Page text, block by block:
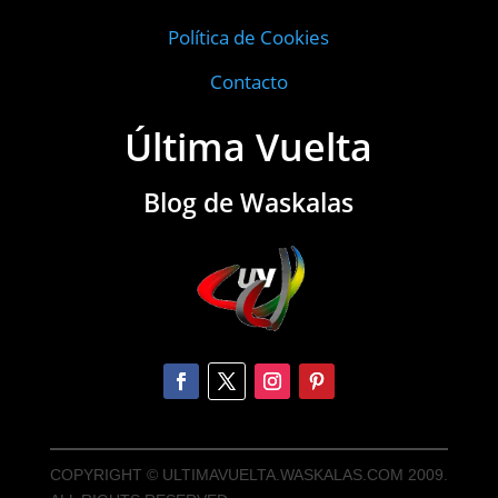
Política de Cookies
Contacto
Última Vuelta
Blog de Waskalas
COPYRIGHT © ULTIMAVUELTA.WASKALAS.COM 2009.